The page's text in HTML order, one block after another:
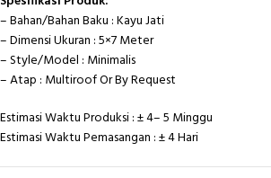
– Bahan/Bahan Baku : Kayu Jati
– Dimensi Ukuran : 5×7 Meter
– Style/Model : Minimalis
– Atap : Multiroof Or By Request
Estimasi Waktu Produksi : ± 4– 5 Minggu
Estimasi Waktu Pemasangan : ± 4 Hari